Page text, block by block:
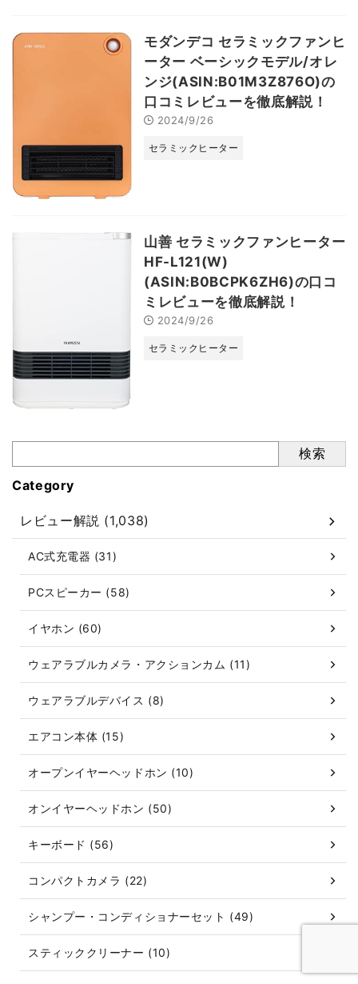
モダンデコ セラミックファンヒ
ーター ベーシックモデル/オレ
ンジ(ASIN:B01M3Z876O)の
口コミレビューを徹底解説！
2024/9/26
セラミックヒーター
山善 セラミックファンヒーター
HF-L121(W)
(ASIN:B0BCPK6ZH6)の口コ
ミレビューを徹底解説！
2024/9/26
セラミックヒーター
検索
Category
レビュー解説 (1,038)
AC式充電器 (31)
PCスピーカー (58)
イヤホン (60)
ウェアラブルカメラ・アクションカム (11)
ウェアラブルデバイス (8)
エアコン本体 (15)
オープンイヤーヘッドホン (10)
オンイヤーヘッドホン (50)
キーボード (56)
コンパクトカメラ (22)
シャンプー・コンディショナーセット (49)
スティッククリーナー (10)